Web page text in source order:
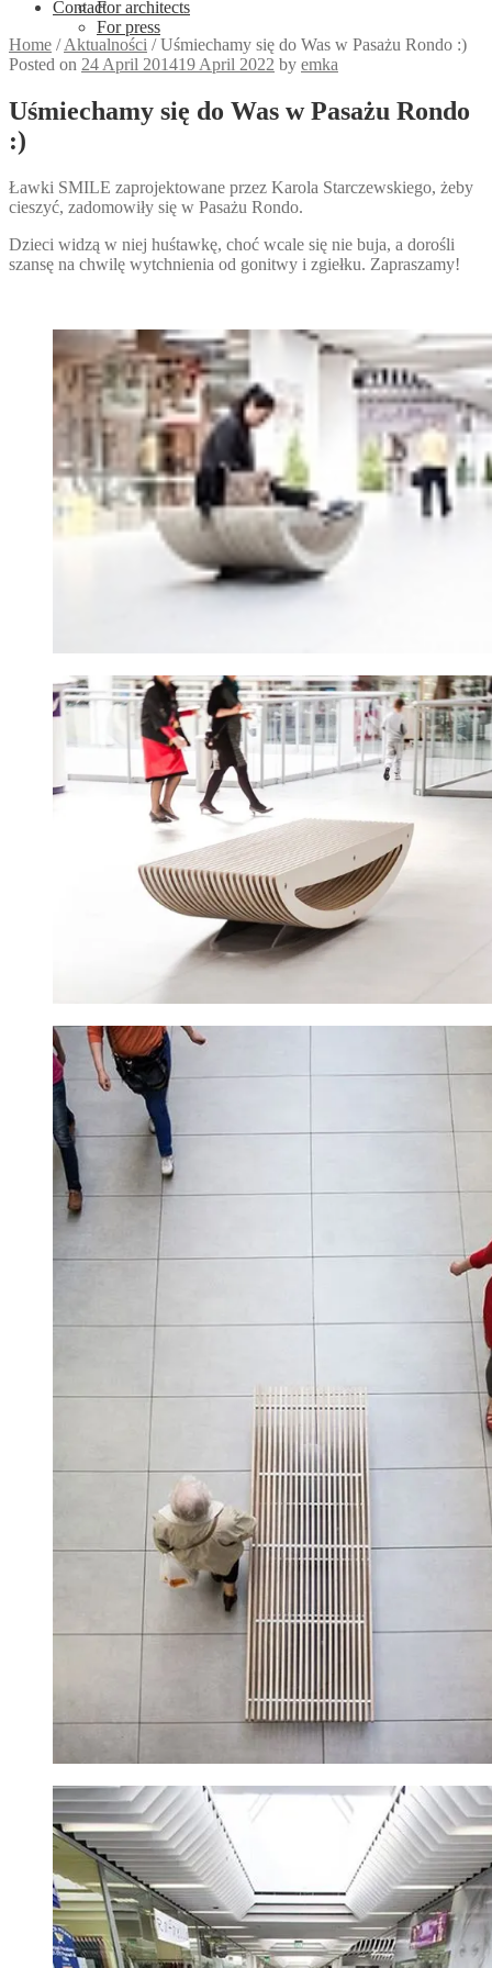
For architects
For press
Contact
Home /Aktualności /Uśmiechamy się do Was w Pasażu Rondo :)
Posted on 24 April 201419 April 2022 by emka
Uśmiechamy się do Was w Pasażu Rondo
:)
Ławki SMILE zaprojektowane przez Karola Starczewskiego, żeby
cieszyć, zadomowiły się w Pasażu Rondo.
Dzieci widzą w niej huśtawkę, choć wcale się nie buja, a dorośli
szansę na chwilę wytchnienia od gonitwy i zgiełku. Zapraszamy!